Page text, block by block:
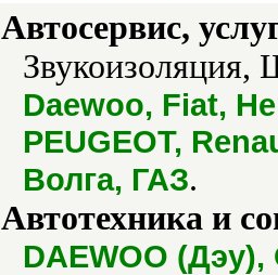
Автосервис,
Daewoo, Fiat,
PEUGEOT,
Волга, ГАЗ.
Автотехника и
DAEWOO